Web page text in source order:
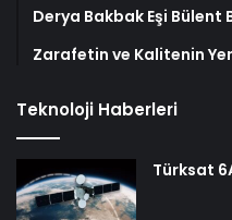
Derya Bakbak Eşi Bülent
Zarafetin ve Kalitenin
Teknoloji Haberleri
Türksat